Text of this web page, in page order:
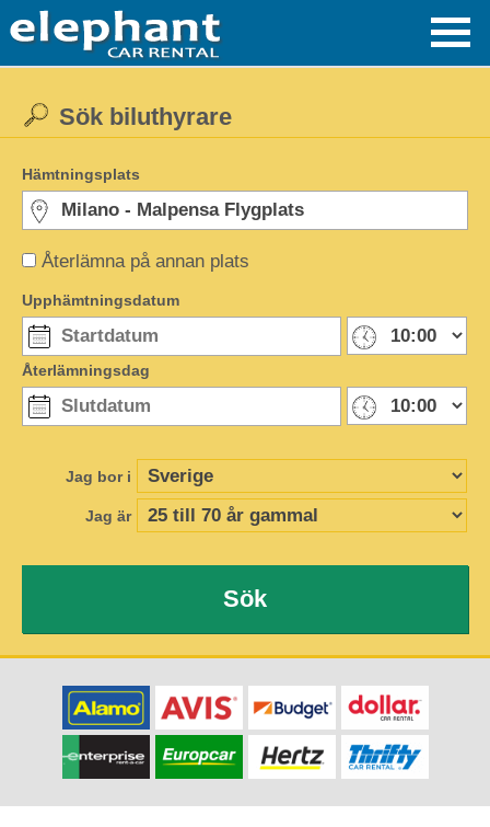
Återlämna på annan plats
Sök biluthyrare
Hämtningsplats
Upphämtningsdatum
Återlämningsdag
Jag bor i
Jag är
Sök